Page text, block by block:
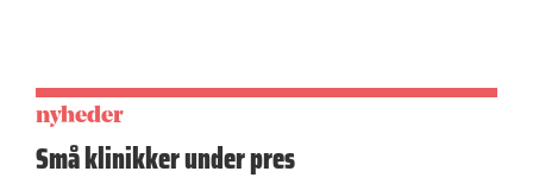
nyheder
Små klinikker under pres